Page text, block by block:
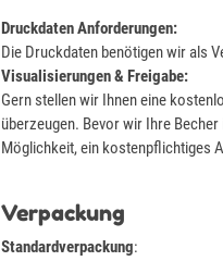
Druckdaten Anforderungen:
Die Druckdaten benötigen wir als
Visualisierungen & Freigabe:
Gern stellen wir Ihnen eine
überzeugen. Bevor wir Ihre
Möglichkeit, ein kostenpflichtiges
Verpackung
Standardverpackung: